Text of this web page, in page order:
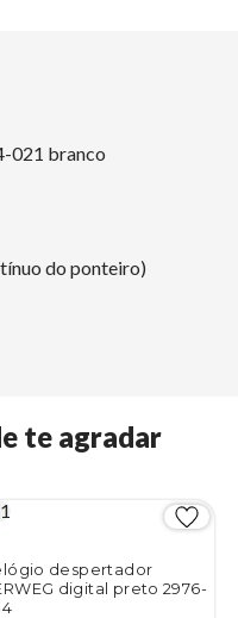
021 branco
do ponteiro)
te agradar
despertador
digital preto 2976-